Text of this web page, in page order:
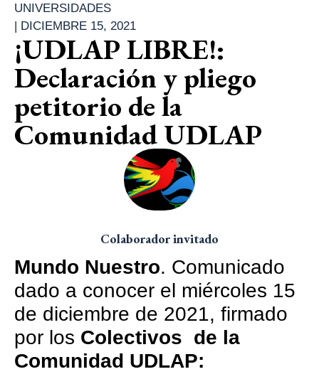
UNIVERSIDADES
| DICIEMBRE 15, 2021
¡UDLAP LIBRE!:
Declaración y pliego
petitorio de la
Comunidad UDLAP
Colaborador invitado
Mundo Nuestro. Comunicado
dado a conocer el miércoles 15
de diciembre de 2021, firmado
por los Colectivos de la
Comunidad UDLAP: